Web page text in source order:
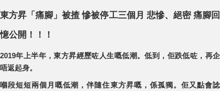
東方昇「痛腳」被揸 慘被停工三個月 悲慘、絕密 痛腳回
憶公開！！！
2019年上半年，東方昇經歷咗人生嘅低潮。低到，佢跌低咗，再企
唔返起身。
嗰段短短兩個月嘅低潮，伴隨住東方昇嘅，係孤獨。佢又點會諗